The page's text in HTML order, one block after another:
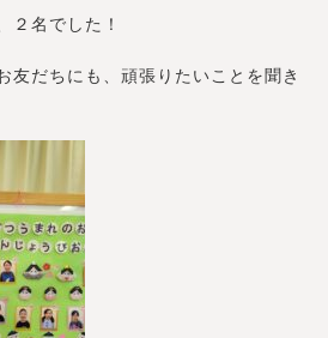
２名でした！
友だちにも、頑張りたいことを聞き